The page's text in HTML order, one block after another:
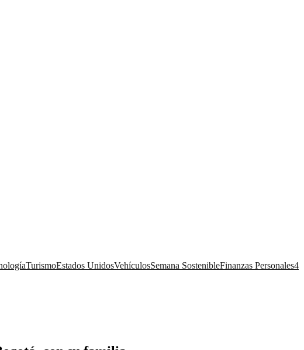
TurismoEstados UnidosVehículosSemana SostenibleFinanzas Personales4